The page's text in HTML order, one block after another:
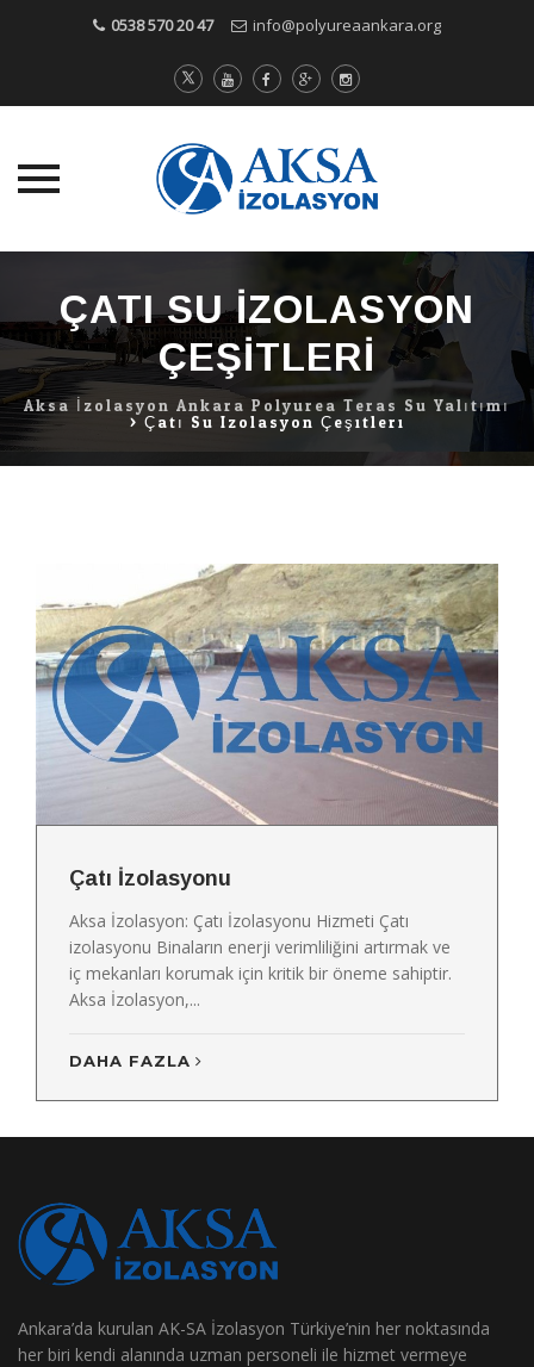
0538 570 20 47 info@polyureaankara.org
contentÇATI SU IZOLASYON
ÇEŞITLERI
Aksa İzolasyon Ankara Polyurea Teras Su Yalıtımı
>Çatı Su Izolasyon Çeşitleri
Çatı İzolasyonu
Aksa İzolasyon: Çatı İzolasyonu Hizmeti Çatı
izolasyonu Binaların enerji verimliliğini artırmak ve
iç mekanları korumak için kritik bir öneme sahiptir.
Aksa İzolasyon,...
DAHA FAZLA
Ankara’da kurulan AK-SA İzolasyon Türkiye’nin her noktasında
her biri kendi alanında uzman personeli ile hizmet vermeye